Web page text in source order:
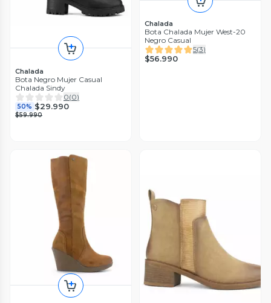
Chalada
Bota Negro Mujer Casual
Chalada Sindy
0(0)
50% $29.990
$59.990
Chalada
Bota Chalada Mujer West-20
Negro Casual
5(3)
$56.990